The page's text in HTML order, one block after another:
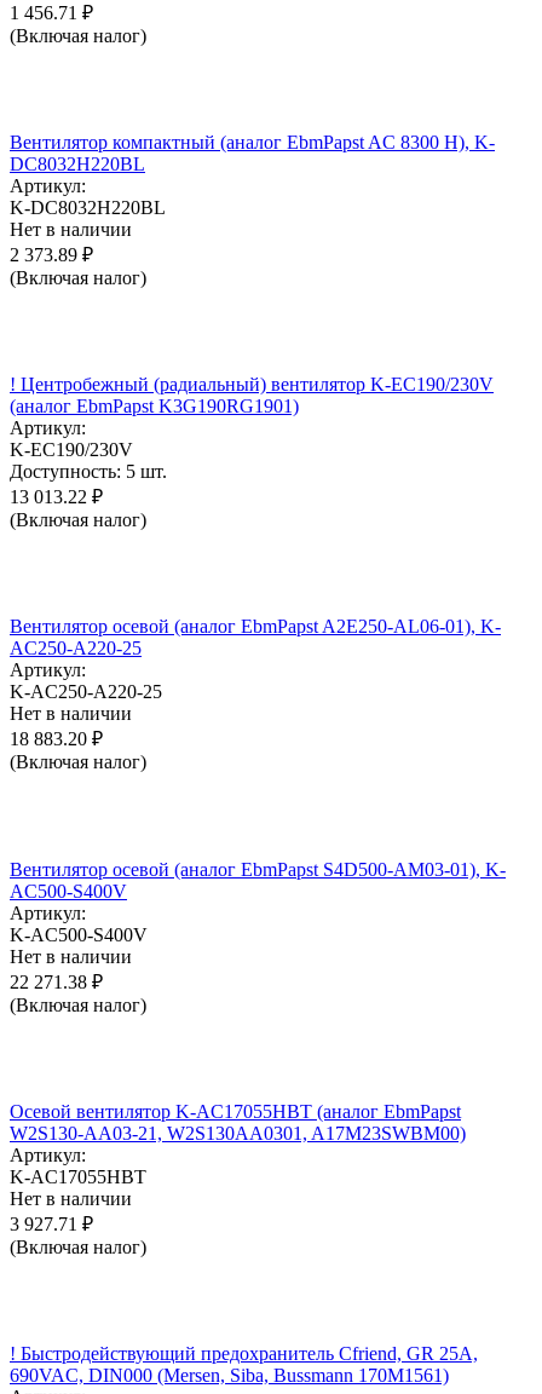
1 456.71 ₽
(Включая налог)
Вентилятор компактный (аналог EbmPapst AC 8300 H), K-
DC8032H220BL
Артикул:
K-DC8032H220BL
Нет в наличии
2 373.89 ₽
(Включая налог)
! Центробежный (радиальный) вентилятор K-EC190/230V
(аналог EbmPapst K3G190RG1901)
Артикул:
K-EC190/230V
Доступность: 5 шт.
13 013.22 ₽
(Включая налог)
Вентилятор осевой (аналог EbmPapst A2E250-AL06-01), K-
AC250-A220-25
Артикул:
K-AC250-A220-25
Нет в наличии
18 883.20 ₽
(Включая налог)
Вентилятор осевой (аналог EbmPapst S4D500-AM03-01), K-
AC500-S400V
Артикул:
K-AC500-S400V
Нет в наличии
22 271.38 ₽
(Включая налог)
Осевой вентилятор K-AC17055HBT (аналог EbmPapst
W2S130-AA03-21, W2S130AA0301, A17M23SWBM00)
Артикул:
K-AC17055HBT
Нет в наличии
3 927.71 ₽
(Включая налог)
! Быстродействующий предохранитель Cfriend, GR 25А,
690VAC, DIN000 (Mersen, Siba, Bussmann 170M1561)